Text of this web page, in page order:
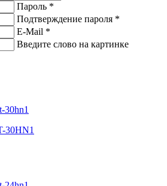
Пароль *
Подтверждение пароля *
E-Mail *
Введите слово на картинке
30HN1